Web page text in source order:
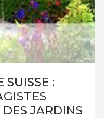
SUISSE :
JARDINS